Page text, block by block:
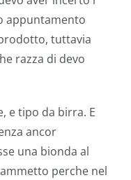
appuntamento
tuttavia
razza di devo
e tipo da birra. E
ancor
una bionda al
perche nel